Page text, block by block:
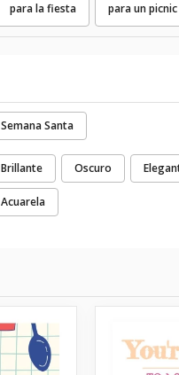
para la fiesta para un picnic
Semana Santa
Brillante Oscuro
Acuarela